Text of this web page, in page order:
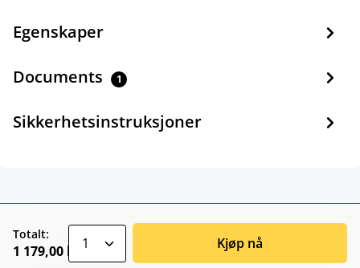
Egenskaper
Documents 1
Sikkerhetsinstruksjoner
Totalt:
1 179,00 kr Kjøp nå